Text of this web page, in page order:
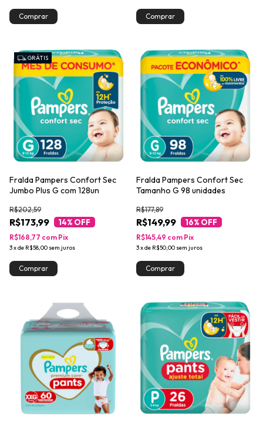
GRÁTIS
Fralda Pampers Confort Sec
Jumbo Plus G com 128un
R$173,99
R$202,59
14% OFF
3xde R$58,00 sem juros
R$168,77 com Pix
Fralda Pampers Confort Sec
Tamanho G 98 unidades
R$149,99
R$177,89
16% OFF
3xde R$50,00 sem juros
R$145,49 com Pix